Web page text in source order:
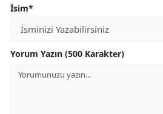
İsim*
Yorum Yazın (500 Karakter)